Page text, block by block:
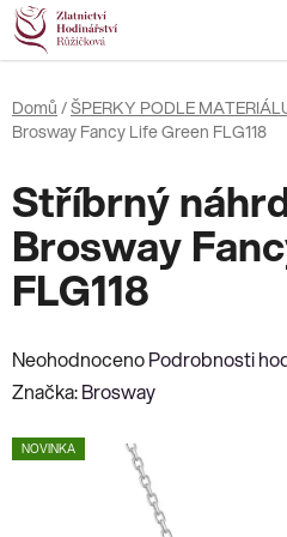
Přejít
na
obsah
Domů /ŠPERKY PODLE
Brosway Fancy Life Green FLG118
Stříbrný
Brosway
FLG118
Průměrné
hodnocení
je
NeohodnocenoPodrobnosti
Značka:Brosway
NOVINKA